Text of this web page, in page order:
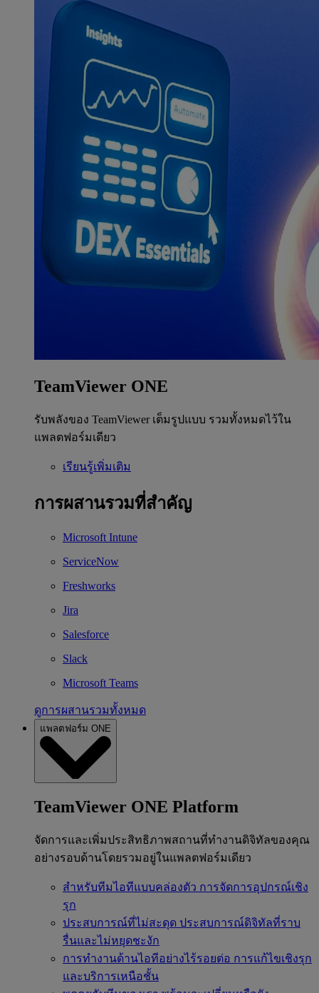
TeamViewer ONE
รับพลังของ TeamViewer เต็มรูปแบบ รวมทั้งหมดไว้ใน
แพลตฟอร์มเดียว
เรียนรู้เพิ่มเติม
การผสานรวมที่สำคัญ
Microsoft Intune
ServiceNow
Freshworks
Jira
Salesforce
Slack
Microsoft Teams
ดูการผสานรวมทั้งหมด
แพลตฟอร์ม ONE
TeamViewer ONE Platform
จัดการและเพิ่มประสิทธิภาพสถานที่ทำงานดิจิทัลของคุณ
อย่างรอบด้านโดยรวมอยู่ในแพลตฟอร์มเดียว
สำหรับทีมไอทีแบบคล่องตัว การจัดการอุปกรณ์เชิง
รุก
ประสบการณ์ที่ไม่สะดุด ประสบการณ์ดิจิทัลที่ราบ
รื่นและไม่หยุดชะงัก
การทำงานด้านไอทีอย่างไร้รอยต่อ การแก้ไขเชิงรุก
และบริการเหนือชั้น